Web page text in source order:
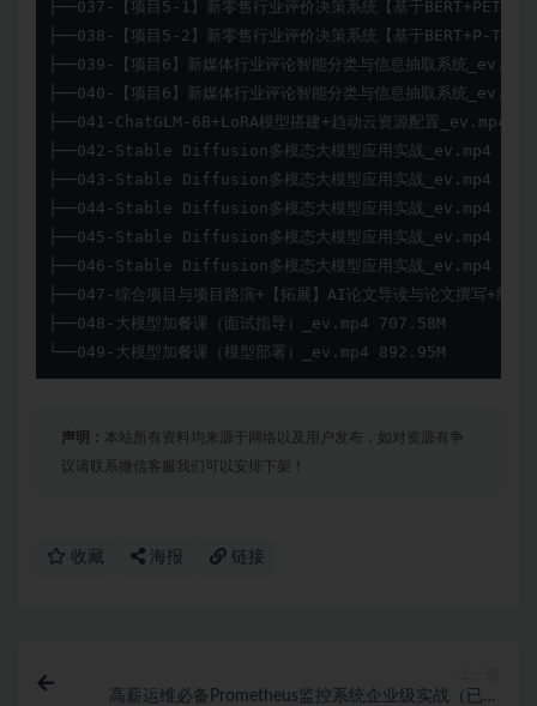
├──037-【项目5-1】新零售行业评价决策系统【基于BERT+PET方
├──038-【项目5-2】新零售行业评价决策系统【基于BERT+P-
├──039-【项目6】新媒体行业评论智能分类与信息抽取系统
├──040-【项目6】新媒体行业评论智能分类与信息抽取系统
├──041-ChatGLM-6B+LoRA模型搭建+趋动云资源配置_ev.mp4
├──042-Stable Diffusion多模态大模型应用实战_ev.mp4
├──043-Stable Diffusion多模态大模型应用实战_ev.mp4
├──044-Stable Diffusion多模态大模型应用实战_ev.mp4
├──045-Stable Diffusion多模态大模型应用实战_ev.mp4
├──046-Stable Diffusion多模态大模型应用实战_ev.mp4
├──047-综合项目与项目路演+【拓展】AI论文导读与论文撰写+结
├──048-大模型加餐课（面试指导）_ev.mp4 707.58M
└──049-大模型加餐课（模型部署）_ev.mp4 892.95M
声明： 本站所有资料均来源于网络以及用户发布，如对资源有争
议请联系微信客服我们可以安排下架！
收藏 海报 链接
高薪运维必备Prometheus监控系统企业级实战（已完